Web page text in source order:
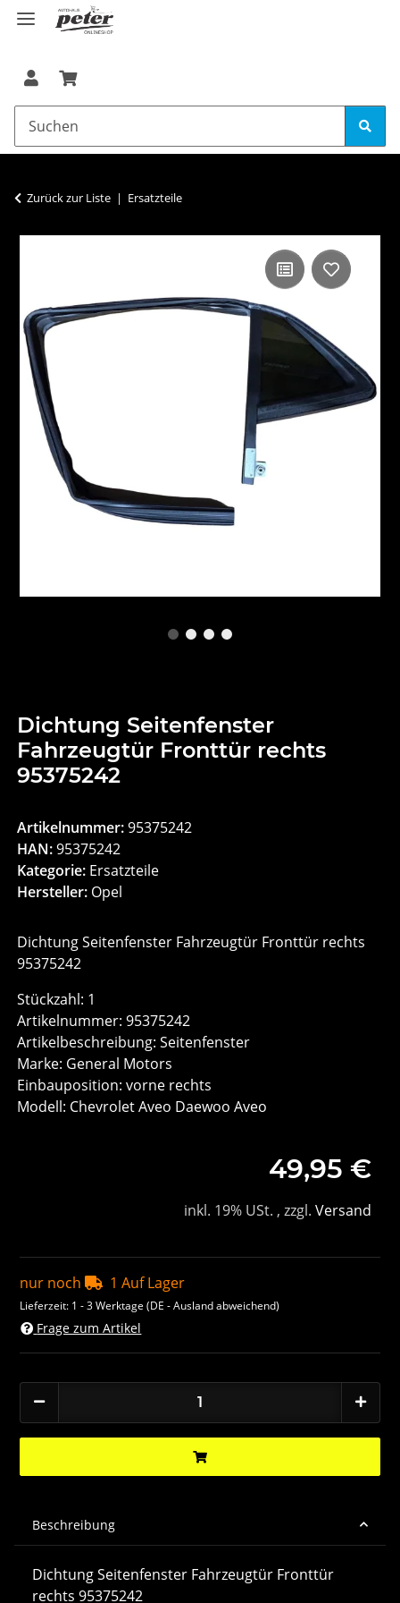
Zurück zur Liste Ersatzteile
Dichtung Seitenfenster
Fahrzeugtür Fronttür rechts
95375242
Artikelnummer:95375242
HAN:95375242
Kategorie: Ersatzteile
Hersteller: Opel
Dichtung Seitenfenster Fahrzeugtür Fronttür rechts
95375242
Stückzahl: 1
Artikelnummer: 95375242
Artikelbeschreibung: Seitenfenster
Marke: General Motors
Einbauposition: vorne rechts
Modell: Chevrolet Aveo Daewoo Aveo
49,95 €
inkl. 19% USt. , zzgl. Versand
nur noch 1 Auf Lager
Lieferzeit: 1 - 3 Werktage(DE - Ausland abweichend)
Frage zum Artikel
Beschreibung
Dichtung Seitenfenster Fahrzeugtür Fronttür
rechts 95375242